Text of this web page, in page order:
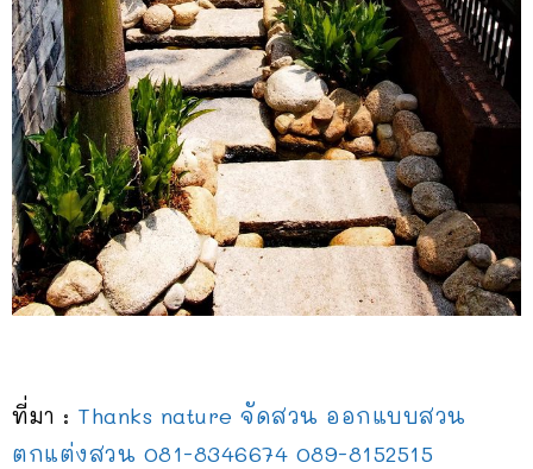
ที่มา : Thanks nature จัดสวน ออกแบบสวน
ตกแต่งสวน 081-8346674 089-8152515